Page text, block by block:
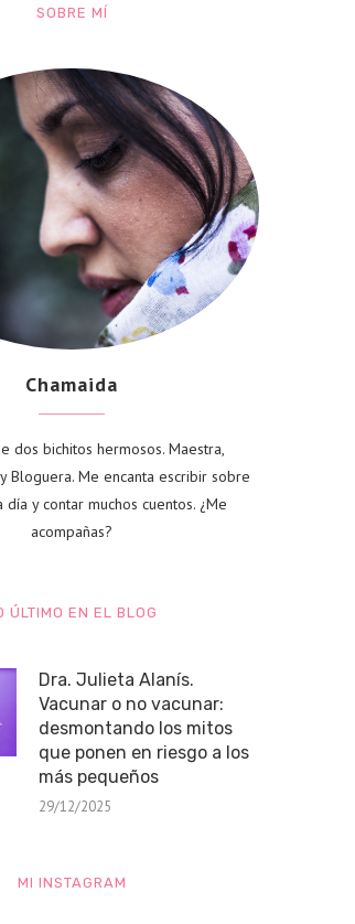
SOBRE MÍ
Chamaida
dos bichitos hermosos. Maestra,
Bloguera. Me encanta escribir sobre
día y contar muchos cuentos. ¿Me
acompañas?
ÚLTIMO EN EL BLOG
Dra. Julieta Alanís.
Vacunar o no vacunar:
desmontando los mitos
que ponen en riesgo a los
más pequeños
29/12/2025
MI INSTAGRAM